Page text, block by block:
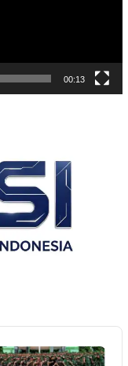
00:13